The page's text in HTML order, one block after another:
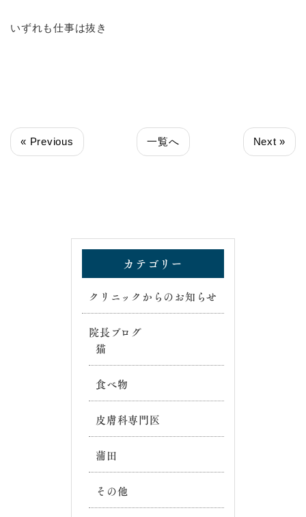
いずれも仕事は抜き
« Previous 一覧へ Next »
カテゴリー
クリニックからのお知らせ
院長ブログ
猫
食べ物
皮膚科専門医
蒲田
その他